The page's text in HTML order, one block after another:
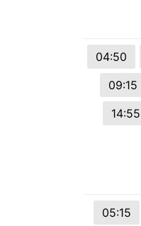
04:50
09:15
14:55
05:15